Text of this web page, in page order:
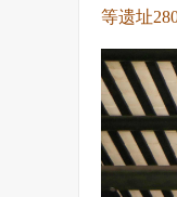
等遗址